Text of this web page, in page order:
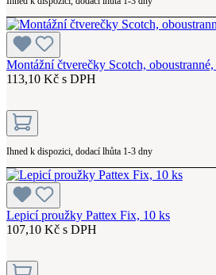
Montážní čtverečky Scotch,
113,10 Kč s DPH
Ihned k dispozici, dodací lhůta 1-3 dny
Lepicí proužky Pattex Fix, 10 ks
107,10 Kč s DPH